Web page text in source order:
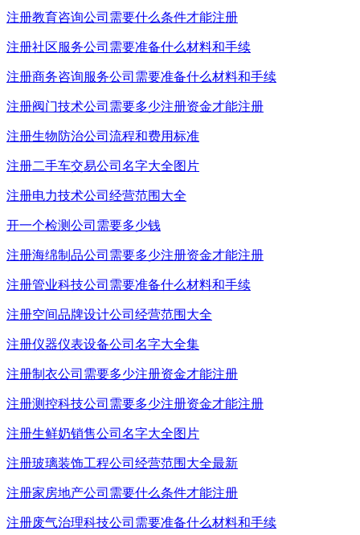
注册教育咨询公司需要什么条件才能注册
注册社区服务公司需要准备什么材料和手续
注册商务咨询服务公司需要准备什么材料和手续
注册阀门技术公司需要多少注册资金才能注册
注册生物防治公司流程和费用标准
注册二手车交易公司名字大全图片
注册电力技术公司经营范围大全
开一个检测公司需要多少钱
注册海绵制品公司需要多少注册资金才能注册
注册管业科技公司需要准备什么材料和手续
注册空间品牌设计公司经营范围大全
注册仪器仪表设备公司名字大全集
注册制衣公司需要多少注册资金才能注册
注册测控科技公司需要多少注册资金才能注册
注册生鲜奶销售公司名字大全图片
注册玻璃装饰工程公司经营范围大全最新
注册家房地产公司需要什么条件才能注册
注册废气治理科技公司需要准备什么材料和手续